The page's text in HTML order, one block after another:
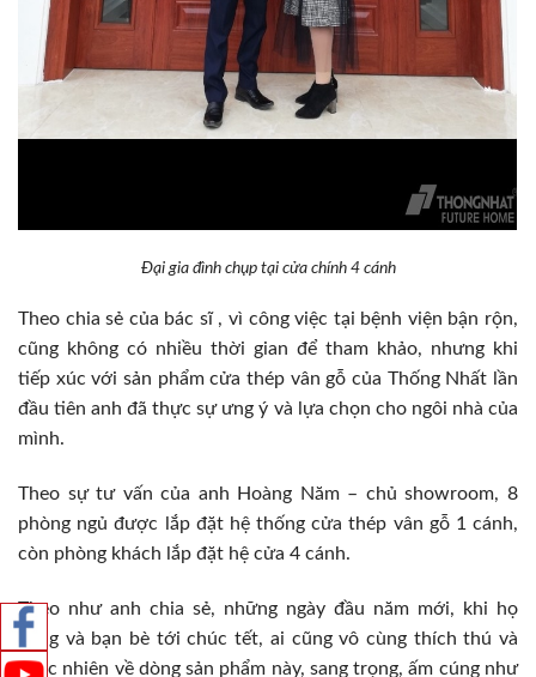
Đại gia đình chụp tại cửa chính 4 cánh
Theo chia sẻ của bác sĩ , vì công việc tại bệnh viện bận rộn,
cũng không có nhiều thời gian để tham khảo, nhưng khi
tiếp xúc với sản phẩm cửa thép vân gỗ của Thống Nhất lần
đầu tiên anh đã thực sự ưng ý và lựa chọn cho ngôi nhà của
mình.
Theo sự tư vấn của anh Hoàng Năm – chủ showroom, 8
phòng ngủ được lắp đặt hệ thống cửa thép vân gỗ 1 cánh,
còn phòng khách lắp đặt hệ cửa 4 cánh.
Theo như anh chia sẻ, những ngày đầu năm mới, khi họ
hàng và bạn bè tới chúc tết, ai cũng vô cùng thích thú và
ngạc nhiên về dòng sản phẩm này, sang trọng, ấm cúng như